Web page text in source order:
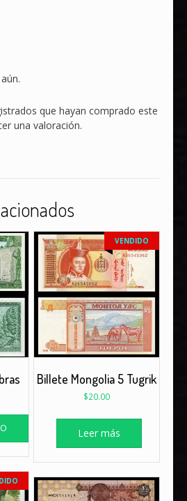
que hayan comprado este
una valoración.
VENDIDO
Billete Mongolia 5 Tugrik
$20.00
Leer más